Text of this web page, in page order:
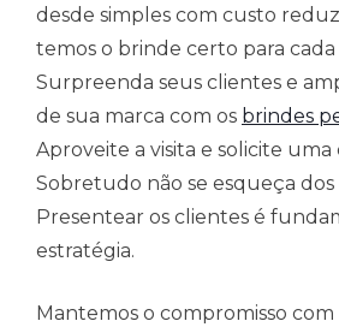
desde simples com custo
temos o brinde certo para
Surpreenda seus clientes e
de sua marca com os brindes
Aproveite a visita e solicite
Sobretudo não se esqueça dos
Presentear os clientes é
estratégia.
Mantemos o compromisso com